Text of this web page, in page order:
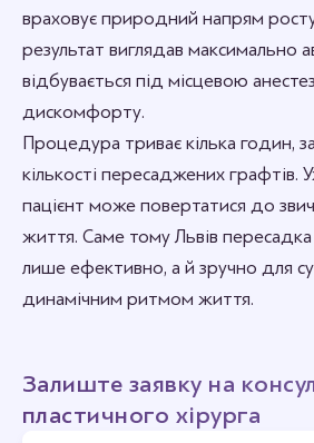
враховує природний напрям
результат виглядав максимально
відбувається під місцевою
дискомфорту.
Процедура триває кілька годин,
кількості пересаджених графтів.
пацієнт може повертатися до
життя. Саме тому Львів
лише ефективно, а й зручно для
динамічним ритмом життя.
Залиште заявку на
пластичного хірурга